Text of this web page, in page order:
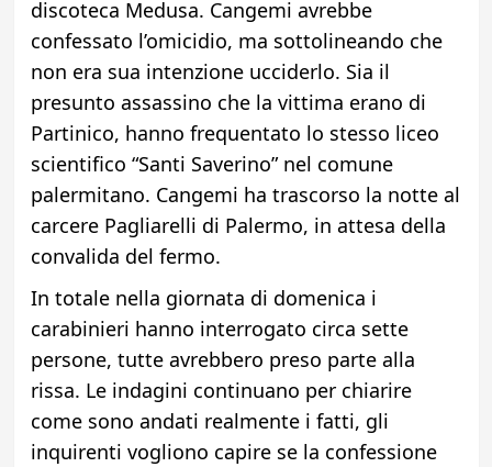
discoteca Medusa. Cangemi avrebbe
confessato l’omicidio, ma sottolineando che
non era sua intenzione ucciderlo. Sia il
presunto assassino che la vittima erano di
Partinico, hanno frequentato lo stesso liceo
scientifico “Santi Saverino” nel comune
palermitano. Cangemi ha trascorso la notte al
carcere Pagliarelli di Palermo, in attesa della
convalida del fermo.
In totale nella giornata di domenica i
carabinieri hanno interrogato circa sette
persone, tutte avrebbero preso parte alla
rissa. Le indagini continuano per chiarire
come sono andati realmente i fatti, gli
inquirenti vogliono capire se la confessione